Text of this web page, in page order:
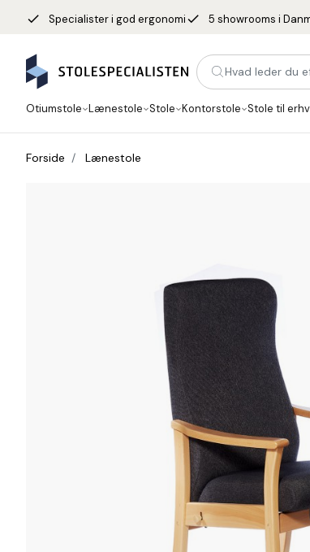
done Specialister i god ergonomidone 5 showrooms i
Hvad leder du
Otiumstole Lænestole Stole Kontorstole Stole til
Forside Lænestole